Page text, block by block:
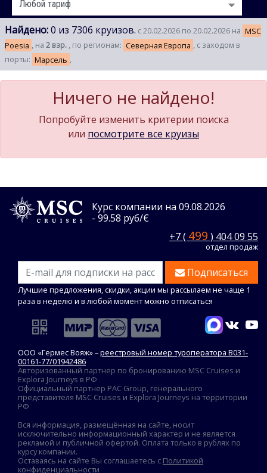
Найдено:0 из 7306 круизов. с 20.02.2026 по 20.02.2026 на MSC
Poesia , на 2 взр. , по регионам: Северная Европа , с заходом в
порты: Марсель ,
Ничего не найдено!
Попробуйте изменить критерии поиска
или посмотрите все круизы
Курс компании на 09.08.2026
- 99.58 руб/€
+7 ( 499 ) 404 09 55
отдел продаж
Подписаться
Лучшие предложения, скидки, акции мы рассылаем не чаще 1
раза в неделю и в любой момент можно отписаться
ООО «Гермес Вояж» –реестровый номер туроператора В031-
00161-77/01942486
Авторизованный партнер по бронированию MSC Cruises и
Explora Journeys в РФ
Официальный партнер PAC Group, генерального
представителя MSC Cruises и Explora Journeys на территории
РФ
Вся информация, размещённая на сайте, носит
исключительно информационный характер и не является
рекламой и публичной офертой. Оплата только в рублях по
курсу компании.
Оставаясь на сайте Вы соглашаетесь с Политикой
конфиденциальности